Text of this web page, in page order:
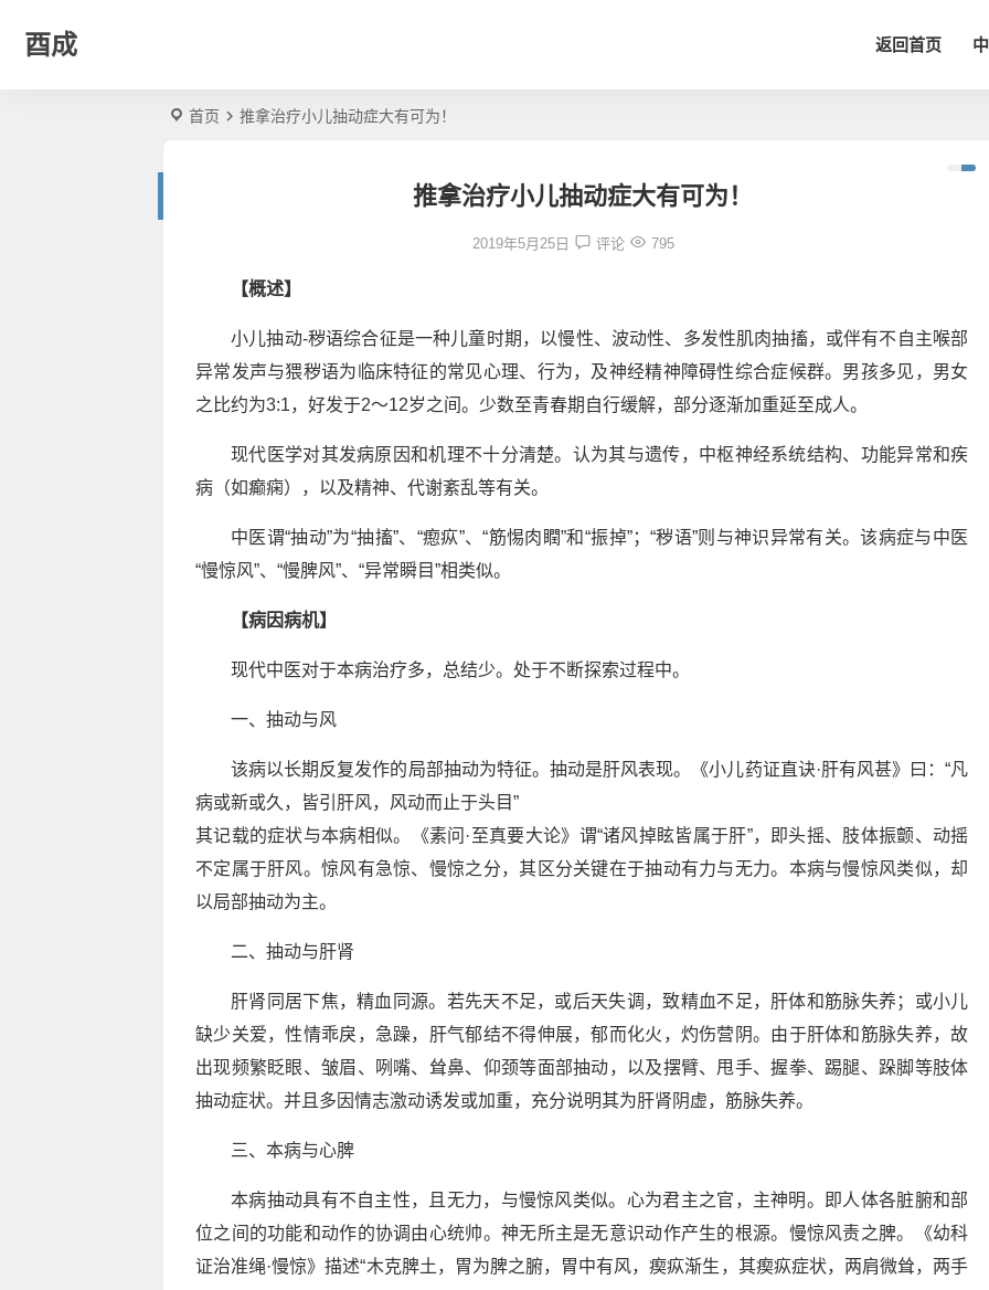
酉成 返回首页
首页 推拿治疗小儿抽动症大有可为！
推拿治疗小儿抽动症大有可为！
2019年5月25日 评论 795
【概述】
小儿抽动-秽语综合征是一种儿童时期，以慢性、波动性、多发性肌肉抽搐，或伴有不自主喉部
异常发声与猥秽语为临床特征的常见心理、行为，及神经精神障碍性综合症候群。男孩多见，男女
之比约为3:1，好发于2～12岁之间。少数至青春期自行缓解，部分逐渐加重延至成人。
现代医学对其发病原因和机理不十分清楚。认为其与遗传，中枢神经系统结构、功能异常和疾
病（如癫痫），以及精神、代谢紊乱等有关。
中医谓“抽动”为“抽搐”、“瘛疭”、“筋惕肉瞤”和“振掉”；“秽语”则与神识异常有关。该病症与中医
“慢惊风”、“慢脾风”、“异常瞬目”相类似。
【病因病机】
现代中医对于本病治疗多，总结少。处于不断探索过程中。
一、抽动与风
该病以长期反复发作的局部抽动为特征。抽动是肝风表现。《小儿药证直诀·肝有风甚》曰：“凡
病或新或久，皆引肝风，风动而止于头目”
其记载的症状与本病相似。《素问·至真要大论》谓“诸风掉眩皆属于肝”，即头摇、肢体振颤、动摇
不定属于肝风。惊风有急惊、慢惊之分，其区分关键在于抽动有力与无力。本病与慢惊风类似，却
以局部抽动为主。
二、抽动与肝肾
肝肾同居下焦，精血同源。若先天不足，或后天失调，致精血不足，肝体和筋脉失养；或小儿
缺少关爱，性情乖戾，急躁，肝气郁结不得伸展，郁而化火，灼伤营阴。由于肝体和筋脉失养，故
出现频繁眨眼、皱眉、咧嘴、耸鼻、仰颈等面部抽动，以及摆臂、甩手、握拳、踢腿、跺脚等肢体
抽动症状。并且多因情志激动诱发或加重，充分说明其为肝肾阴虚，筋脉失养。
三、本病与心脾
本病抽动具有不自主性，且无力，与慢惊风类似。心为君主之官，主神明。即人体各脏腑和部
位之间的功能和动作的协调由心统帅。神无所主是无意识动作产生的根源。慢惊风责之脾。《幼科
证治准绳·慢惊》描述“木克脾土，胃为脾之腑，胃中有风，瘈疭渐生，其瘈疭症状，两肩微耸，两手